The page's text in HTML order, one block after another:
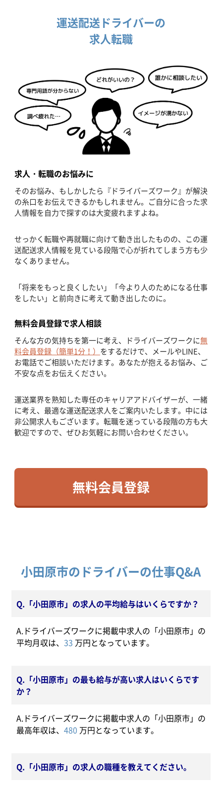
運送配送ドライバーの
求人転職
求人・転職のお悩みに
そのお悩み、もしかしたら『ドライバーズワーク』が解決
の糸口をお伝えできるかもしれません。ご自分に合った求
人情報を自力で探すのは大変疲れますよね。
せっかく転職や再就職に向けて動き出したものの、この運
送配送求人情報を見ている段階で心が折れてしまう方も少
なくありません。
「将来をもっと良くしたい」「今より人のためになる仕事
をしたい」と前向きに考えて動き出したのに。
無料会員登録で求人相談
そんな方の気持ちを第一に考え、ドライバーズワークに無
料会員登録（簡単1分！） をするだけで、メールやLINE、
お電話でご相談いただけます。あなたが抱えるお悩み、ご
不安な点をお伝えください。
運送業界を熟知した専任のキャリアアドバイザーが、一緒
に考え、最適な運送配送求人をご案内いたします。中には
非公開求人もございます。転職を迷っている段階の方も大
歓迎ですので、ぜひお気軽にお問い合わせください。
無料会員登録
小田原市のドライバーの仕事Q&A
Q.「小田原市」の求人の平均給与はいくらですか？
A.ドライバーズワークに掲載中求人の「小田原市」の
平均月収は、 33 万円となっています。
Q.「小田原市」の最も給与が高い求人はいくらです
か？
A.ドライバーズワークに掲載中求人の「小田原市」の
最高年収は、 480 万円となっています。
Q.「小田原市」の求人の職種を教えてください。